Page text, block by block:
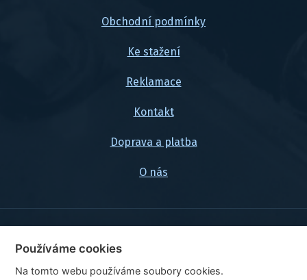
Obchodní podmínky
Ke stažení
Reklamace
Kontakt
Doprava a platba
O nás
© 2026, FlexaMi Auto s.r.o.
Ceny jsou uvedeny vč. DPH
Používáme cookies
Na tomto webu používáme soubory cookies.